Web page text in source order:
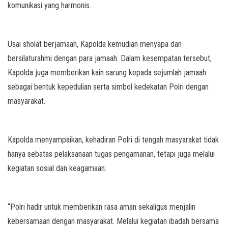
komunikasi yang harmonis.
Usai sholat berjamaah, Kapolda kemudian menyapa dan
bersilaturahmi dengan para jamaah. Dalam kesempatan tersebut,
Kapolda juga memberikan kain sarung kepada sejumlah jamaah
sebagai bentuk kepedulian serta simbol kedekatan Polri dengan
masyarakat.
Kapolda menyampaikan, kehadiran Polri di tengah masyarakat tidak
hanya sebatas pelaksanaan tugas pengamanan, tetapi juga melalui
kegiatan sosial dan keagamaan.
“Polri hadir untuk memberikan rasa aman sekaligus menjalin
kebersamaan dengan masyarakat. Melalui kegiatan ibadah bersama